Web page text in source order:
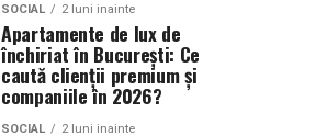
SOCIAL 2 luni inainte
Apartamente de lux de
închiriat în București: Ce
caută clienții premium și
companiile în 2026?
SOCIAL 2 luni inainte